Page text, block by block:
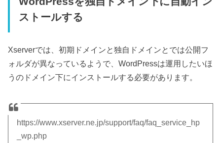
ストールする
Xserverでは、初期ドメインと独自ドメインとでは公開フ
ォルダが異なっているようで、WordPressは運用したいほ
うのドメイン下にインストールする必要があります。
https://www.xserver.ne.jp/support/faq/faq_service_hp
_wp.php